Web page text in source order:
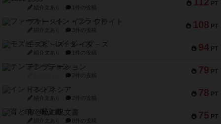
PT
紹介文あり 1件の投稿
108 PT
ファースト・イン・フライト
紹介文あり 3件の投稿
94 PT
モズビ－ズ・レイダ－ズ
紹介文あり 1件の投稿
79 PT
テンプテーション
2件の投稿
78 PT
インドネシア
紹介文あり 2件の投稿
75 PT
宵と暁の呪文書
紹介文あり 8件の投稿